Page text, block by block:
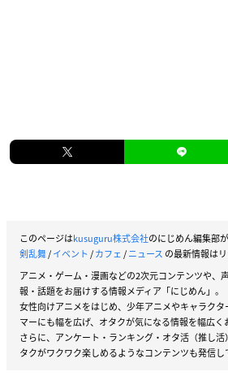
このページはkusuguru株式会社のにじめん編集部
剣乱舞/イベント /カフェ/ニュース の最新情報は
アニメ・ゲーム・漫画などの2次元コンテンツや、
報・話題をお届けする情報メディア「にじめん」。
女性向けアニメをはじめ、少年アニメやキャラク
マーにも幅を広げ、オタクが気になる情報を幅広く
さらに、アンケート・ランキング・オタ活（推し
タクがワクワク楽しめるようなコンテンツも発信し